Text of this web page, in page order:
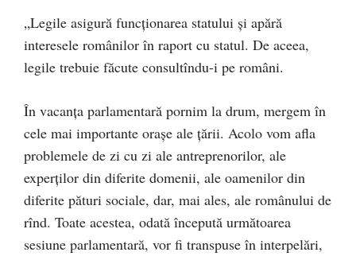
„Legile asigură funcționarea statului și apără
interesele românilor în raport cu statul. De aceea,
legile trebuie făcute consultîndu-i pe români.
În vacanța parlamentară pornim la drum, mergem în
cele mai importante orașe ale țării. Acolo vom afla
problemele de zi cu zi ale antreprenorilor, ale
experților din diferite domenii, ale oamenilor din
diferite pături sociale, dar, mai ales, ale românului de
rînd. Toate acestea, odată începută următoarea
sesiune parlamentară, vor fi transpuse în interpelări,